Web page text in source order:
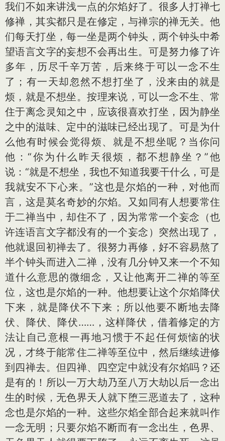
我们不如来讲浅一点的尔焰好了。很多人打禅七
修禅，其实都只是在修定，与禅宗的禅无关。他
们每天打坐，每一坐是两个钟头，两个钟头中希
望语言文字的妄想不会再出生。可是努力修了许
多年，历尽千辛万苦，后来终于可以一念不生
了；有一天却忽然不想打坐了，没来由的就是
烦，就是不想坐。按理来说，可以一念不生、常
住于离念灵知之中，应该很喜欢打坐，因为静坐
之中的滋味、定中的滋味已经出现了。可是为什
么他有时候会觉得烦、就是不想坐呢？当你问
他：“你为什么昨天很烦，都不想静坐？”他
说：“就是不想坐，我也不知道我要干什么，可是
我就安不下心来。”这也是尔焰的一种，对他而
言，这是莫名奇妙的尔焰。又如同有人想要常住
于二禅当中，却住不了，因为常常一个妄念（也
许连语言文字都没有的一个妄念）突然出现了，
他就退回初禅去了。很努力再修，好不容易熬了
半个钟头而进入二禅，没有几分钟又来一个不知
道什么意思的微细念，又让他离开二禅的等至
位，这也是尔焰的一种。他想要让这个尔焰降伏
下来，就是降伏不下来；所以他要不断地去降
伏、降伏、降伏……，这样降伏，借着修定的方
法让自己意根一再地习惯于不起任何烦恼的状
况，才终于能常住二禅等至位中，然后继续进修
到四禅去。但四禅、四空定中就没有尔焰吗？还
是有的！所以一万大劫乃至八万大劫以后一念出
生的时候，无色界天人就下堕三恶道去了，这种
念也是尔焰的一种。这些尔焰全部合起来就叫作
一念无明；只要尔焰不断而有一念出生，色界、